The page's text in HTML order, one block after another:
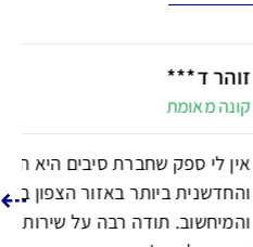
היא החברה הטובה
הצפון בתחום התקשורת
על שירות מצוין ותמיכה